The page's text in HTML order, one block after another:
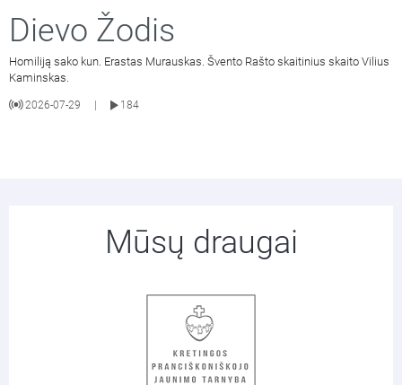
Dievo Žodis
Homiliją sako kun. Erastas Murauskas. Švento Rašto skaitinius skaito Vilius
Kaminskas.
2026-07-29 184
Mūsų draugai